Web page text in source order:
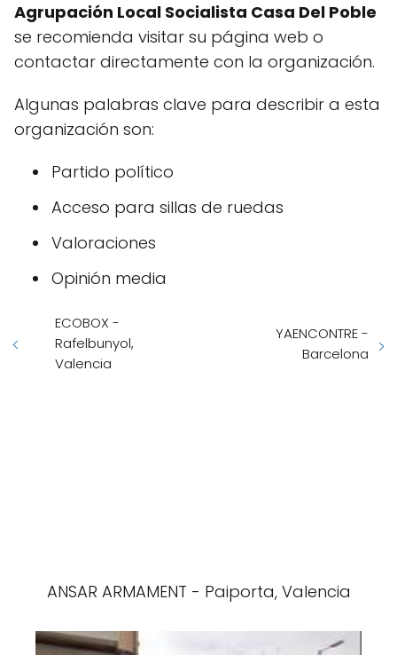
Agrupación Local Socialista Casa Del Poble
se recomienda visitar su página web o
contactar directamente con la organización.
Algunas palabras clave para describir a esta
organización son:
Partido político
Acceso para sillas de ruedas
Valoraciones
Opinión media
ECOBOX -
Rafelbunyol,
Valencia
YAENCONTRE -
Barcelona
ANSAR ARMAMENT - Paiporta, Valencia